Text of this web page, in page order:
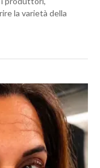
la varietà della